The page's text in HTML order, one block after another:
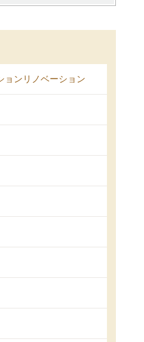
ョンリノベーション